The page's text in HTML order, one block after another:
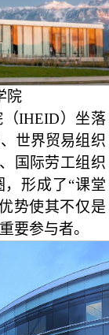
院
IHEID）坐落
世界贸易组织
国际劳工组织
，形成了“课堂
势使其不仅是
要参与者。